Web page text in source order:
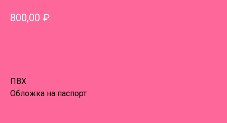
800,00 ₽
ПВХ
Обложка на паспорт